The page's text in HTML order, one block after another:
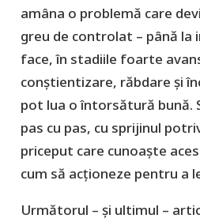
amâna o problemă care
greu de controlat – până la
face, în stadiile foarte
conștientizare, răbdare și
pot lua o întorsătură bună.
pas cu pas, cu sprijinul
priceput care cunoaște
cum să acționeze pentru a
Următorul – şi ultimul –